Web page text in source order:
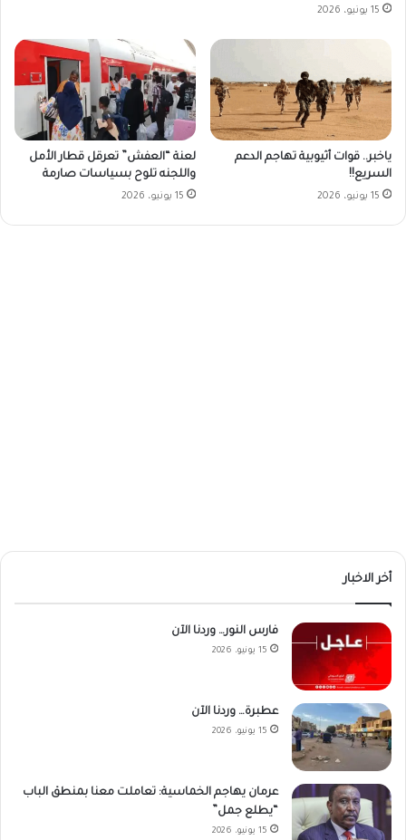
15 يونيو، 2026
ياخبر.. قوات أثيوبية تهاجم الدعم
السريع!!
15 يونيو، 2026
لعنة “العفش” تعرقل قطار الأمل
واللجنه تلوح بسياسات صارمة
15 يونيو، 2026
أخر الاخبار
فارس النور… وردنا الآن
15 يونيو، 2026
عطبرة… وردنا الآن
15 يونيو، 2026
عرمان يهاجم الخماسية: تعاملت معنا بمنطق الباب
“يطلع جمل”
15 يونيو، 2026